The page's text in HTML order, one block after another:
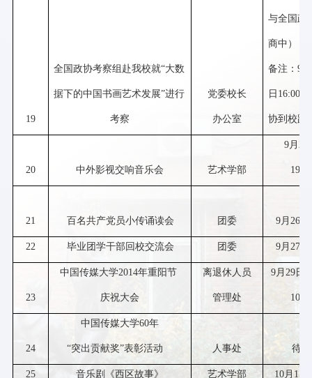
19
全国政协考察组赴我校就“大数
据下的中国书画艺术发展”进行
考察
党委校长
办公室
与全国政
商中）
备注： 9
日 16:00
协到校踩
20 中外影视交响音乐会 艺术学部
9 月
19:00
21 百名共产党员小传诵读会 团委 9月 26
22 毕业团学干部回校交流会 团委 9月 27
23
中国传媒大学2014年重阳节
庆祝大会
离退休人员
管理处
9月 29日
10:00
24
中国传媒大学60年
“突出贡献奖”表彰活动 人事处 待定
25 音乐剧《西区故事》 艺术学部 10 月 15